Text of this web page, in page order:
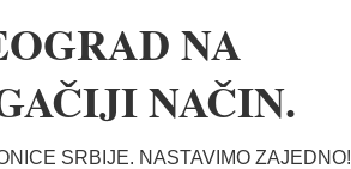
NA
NAČIN.
SRBIJE. NASTAVIMO ZAJEDNO!